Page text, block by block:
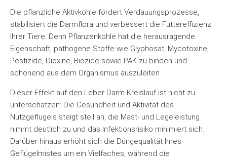
Die pflanzliche Aktivkohle fördert Verdauungsprozesse,
stabilisiert die Darmflora und verbessert die Futtereffizienz
Ihrer Tiere. Denn Pflanzenkohle hat die herausragende
Eigenschaft, pathogene Stoffe wie Glyphosat, Mycotoxine,
Pestizide, Dioxine, Biozide sowie PAK zu binden und
schonend aus dem Organismus auszuleiten.
Dieser Effekt auf den Leber-Darm-Kreislauf ist nicht zu
unterschätzen: Die Gesundheit und Aktivität des
Nutzgeflügels steigt steil an, die Mast- und Legeleistung
nimmt deutlich zu und das Infektionsrisiko minimiert sich.
Darüber hinaus erhöht sich die Düngequalität Ihres
Geflügelmistes um ein Vielfaches, während die